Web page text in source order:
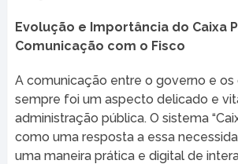
Evolução e Importância do Caixa
Comunicação com o Fisco
A comunicação entre o governo e os
sempre foi um aspecto delicado e
administração pública. O sistema
como uma resposta a essa
uma maneira prática e digital de